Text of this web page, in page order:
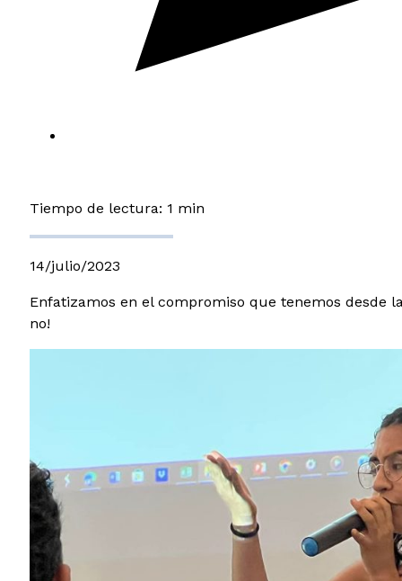
Tiempo de lectura: 1 min
14/julio/2023
Enfatizamos en el compromiso que tenemos desde
no!